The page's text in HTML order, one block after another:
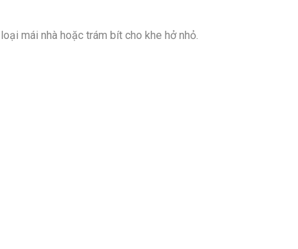
mái nhà hoặc trám bít cho khe hở nhỏ.